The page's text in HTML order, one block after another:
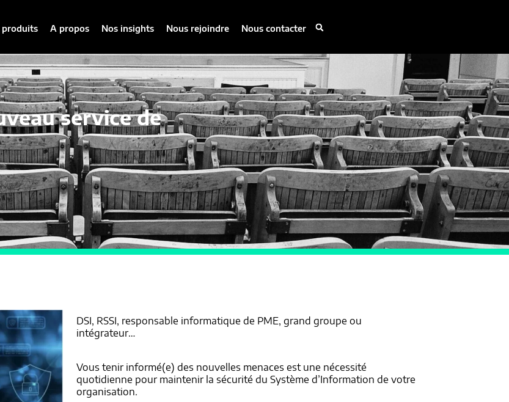
produits A propos Nos insights Nous rejoindre Nous contacter
service de
DSI, RSSI, responsable informatique de PME, grand groupe ou
intégrateur…
Vous tenir informé(e) des nouvelles menaces est une nécessité
quotidienne pour maintenir la sécurité du Système d’Information de votre
organisation.